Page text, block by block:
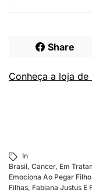
Share
Conheça a loja de
In
Brasil, Cancer, Em
Emociona Ao Pegar
Filhas, Fabiana Justus E